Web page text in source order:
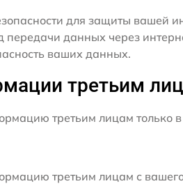
для защиты вашей
передачи данных через
ваших данных.
третьим
третьим лицам только
третьим лицам с вашего